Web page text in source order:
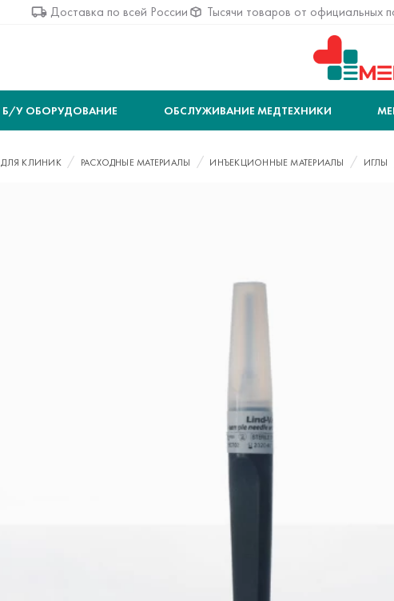
Доставка по всей России Тысячи товаров от официальных
Б/У ОБОРУДОВАНИЕ ОБСЛУЖИВАНИЕ МЕДТЕХНИКИ
ДЛЯ КЛИНИК РАСХОДНЫЕ МАТЕРИАЛЫ ИНЪЕКЦИОННЫЕ МАТЕРИАЛЫ ИГЛЫ